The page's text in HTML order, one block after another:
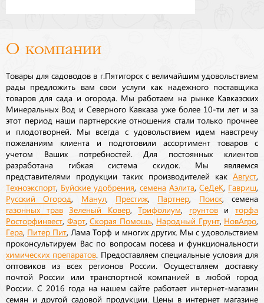
О компании
Товары для садоводов в г.Пятигорск с величайшим удовольствием
рады предложить вам свои услуги как надежного поставщика
товаров для сада и огорода. Мы работаем на рынке Кавказских
Минеральных Вод и Северного Кавказа уже более 10-ти лет и за
этот период наши партнерские отношения стали только прочнее
и плодотворней. Мы всегда с удовольствием идем навстречу
пожеланиям клиента и подготовили ассортимент товаров с
учетом Ваших потребностей. Для постоянных клиентов
разработана гибкая система скидок. Мы являемся
представителями продукции таких производителей как Август
Техноэкспорт Буйские удобрения семена Аэлита, СеДеК Гавриш
Русский Огород Манул, Престиж Партнер Поиск, семена
газонных трав Зеленый Ковер,Трифолиум грунтовиторфа
Росторфинвест Фарт, Скорая Помощь Народный Грунт, НовАгро
Гера Питер Пит , Лама Торф и многих других. Мы с удовольствием
проконсультируем Вас по вопросам посева и функциональности
химических препаратов. Предоставляем специальные условия для
оптовиков из всех регионов России. Осуществляем доставку
почтой России или транспортной компанией в любой город
России. С 2016 года на нашем сайте работает интернет-магазин
семян и другой садовой продукции. Цены в интернет магазине